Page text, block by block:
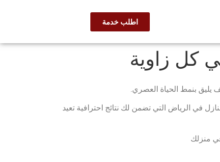
اطلب خدمة
كل زاوية
يليق بنمط الحياة العصري.
في الرياض التي تضمن لك نتائج احترافية تعيد
منزلك